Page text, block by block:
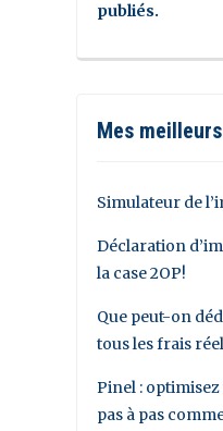
publiés.
Mes
Simulateur de
Déclaration
la case 2OP!
Que peut-on
tous les frais
Pinel :
pas à pas